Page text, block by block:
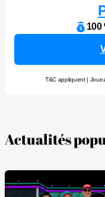
100
T&C appliquent |
Actualités